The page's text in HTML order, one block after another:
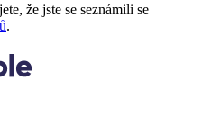
že jste se seznámili se
.